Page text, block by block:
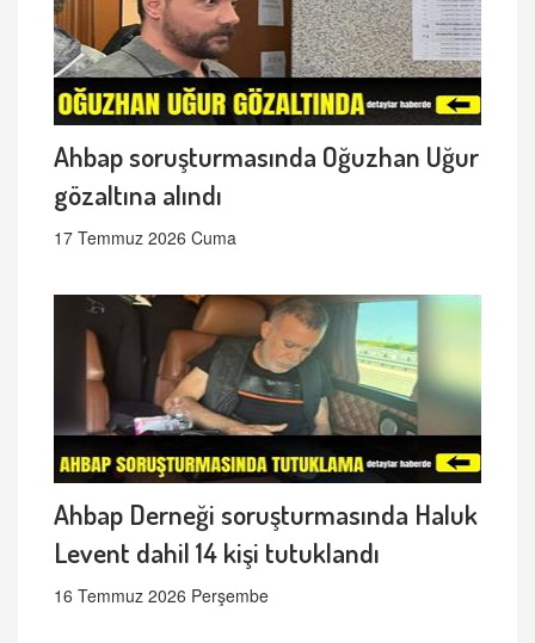
Ahbap soruşturmasında Oğuzhan Uğur
gözaltına alındı
17 Temmuz 2026 Cuma
Ahbap Derneği soruşturmasında Haluk
Levent dahil 14 kişi tutuklandı
16 Temmuz 2026 Perşembe